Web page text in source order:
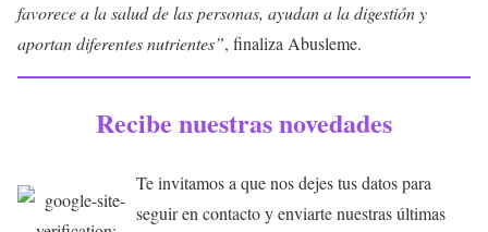
favorece a la salud de las personas, ayudan a la digestión y
aportan diferentes nutrientes”, finaliza Abusleme.
Recibe nuestras novedades
Te invitamos a que nos dejes tus datos para
seguir en contacto y enviarte nuestras últimas